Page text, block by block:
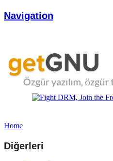
Navigation
Home
Diğerleri